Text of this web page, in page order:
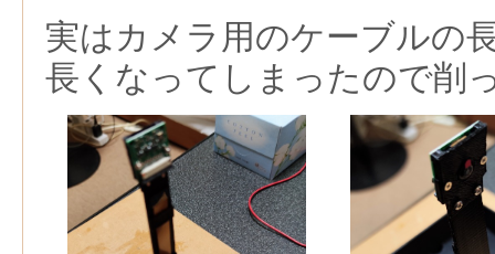
実はカメラ用のケーブルの
長くなってしまったので削